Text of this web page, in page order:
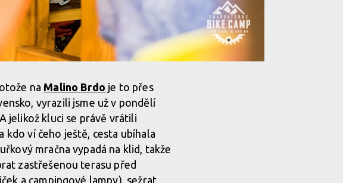
na Malino Brdo je to přes
vyrazili jsme už v pondělí
jelikož kluci se právě vrátili
ví čeho ještě, cesta ubíhala
mračna vypadá na klid, takže
zastřešenou terasu před
a campingové lampy), sežrat